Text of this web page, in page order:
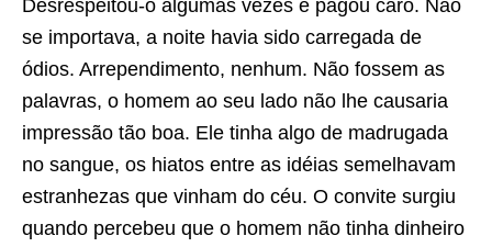
Desrespeitou-o algumas vezes e pagou caro. Não
se importava, a noite havia sido carregada de
ódios. Arrependimento, nenhum. Não fossem as
palavras, o homem ao seu lado não lhe causaria
impressão tão boa. Ele tinha algo de madrugada
no sangue, os hiatos entre as idéias semelhavam
estranhezas que vinham do céu. O convite surgiu
quando percebeu que o homem não tinha dinheiro